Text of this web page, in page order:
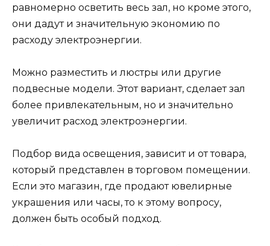
равномерно осветить весь зал, но кроме этого,
они дадут и значительную экономию по
расходу электроэнергии.
Можно разместить и люстры или другие
подвесные модели. Этот вариант, сделает зал
более привлекательным, но и значительно
увеличит расход электроэнергии.
Подбор вида освещения, зависит и от товара,
который представлен в торговом помещении.
Если это магазин, где продают ювелирные
украшения или часы, то к этому вопросу,
должен быть особый подход.